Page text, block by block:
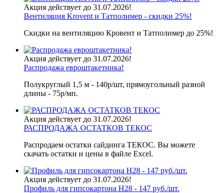
Акция действует до 31.07.2026!
Вентиляция Krovent и Татполимер - скидки 25%!
Скидки на вентиляцию Кровент и Татполимер до 25%!
Акция действует до 31.07.2026!
Распродажа евроштакетника!
Полукруглый 1,5 м - 140р/шт, прямоугольный разной
длины - 75р/мп.
Акция действует до 31.07.2026!
РАСПРОДАЖА ОСТАТКОВ ТЕКОС
Распродаем остатки сайдинга ТЕКОС. Вы можете
скачать остатки и цены в файле Excel.
Акция действует до 31.07.2026!
Профиль для гипсокартона H28 - 147 руб./шт.